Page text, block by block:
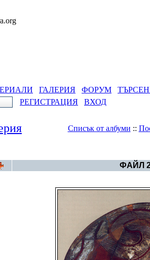
ГАЛЕРИЯ ФОРУМ
РЕГИСТРАЦИЯ
ВХОД
Списък от албуми ::
ФАЙЛ